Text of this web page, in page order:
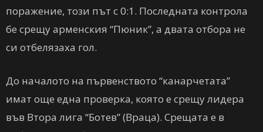
поражение, този път с 0:1. Последната контрола
бе срещу арменския “Пюник”, а двата отбора не
си отбелязаха гол.
До началото на първенството “канарчетата”
имат още една проверка, която е срещу лидера
във Втора лига “Ботев” (Враца). Срещата е в